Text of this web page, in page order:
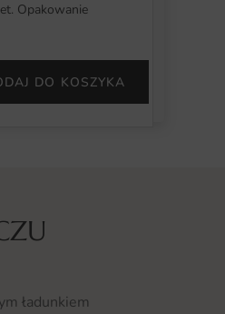
Opakowanie
DO KOSZYKA
ładunkiem